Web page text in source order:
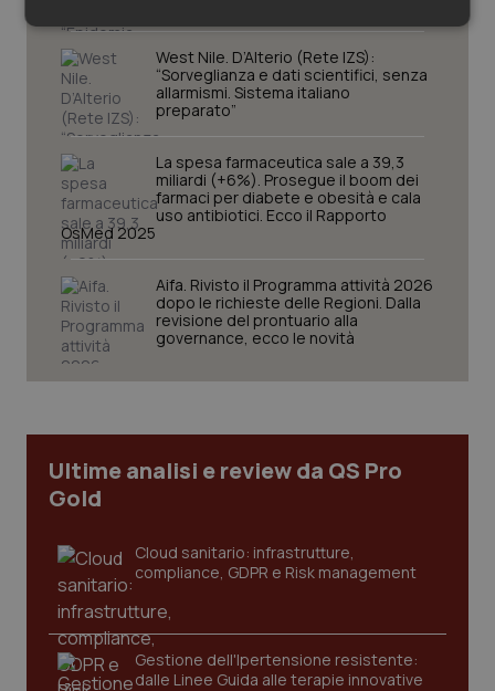
West Nile. D’Alterio (Rete IZS):
“Sorveglianza e dati scientifici, senza
allarmismi. Sistema italiano
preparato”
La spesa farmaceutica sale a 39,3
miliardi (+6%). Prosegue il boom dei
farmaci per diabete e obesità e cala
uso antibiotici. Ecco il Rapporto
OsMed 2025
Aifa. Rivisto il Programma attività 2026
dopo le richieste delle Regioni. Dalla
revisione del prontuario alla
governance, ecco le novità
Ultime analisi e review da QS Pro
Gold
Cloud sanitario: infrastrutture,
compliance, GDPR e Risk management
Gestione dell'Ipertensione resistente:
dalle Linee Guida alle terapie innovative
Necessari Statistici Marketing
Necessari Statistici Marketing
I cookie necessari contribuiscono a rendere fruibile il
sito web abilitandone funzionalità di base quali la
navigazione sulle pagine e l'accesso alle aree
protette del sito. Il sito web non è in grado di
funzionare correttamente senza questi cookie.
Nome
Fornitore/